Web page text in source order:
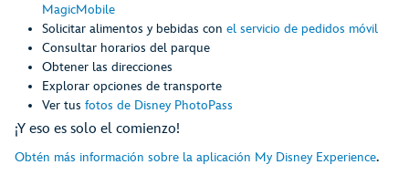
MagicMobile
Solicitar alimentos y bebidas con el servicio de pedidos móvil
Consultar horarios del parque
Obtener las direcciones
Explorar opciones de transporte
Ver tus fotos de Disney PhotoPass
¡Y eso es solo el comienzo!
Obtén más información sobre la aplicación My Disney Experience.